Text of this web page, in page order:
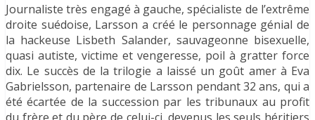
Journaliste très engagé à gauche, spécialiste de l’extrême
droite suédoise, Larsson a créé le personnage génial de
la hackeuse Lisbeth Salander, sauvageonne bisexuelle,
quasi autiste, victime et vengeresse, poil à gratter force
dix. Le succès de la trilogie a laissé un goût amer à Eva
Gabrielsson, partenaire de Larsson pendant 32 ans, qui a
été écartée de la succession par les tribunaux au profit